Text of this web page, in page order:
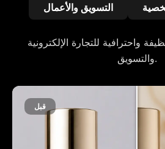
التسويق والأعمال
واحترافية للتجارة الإلكترونية
والتسويق.
قبل